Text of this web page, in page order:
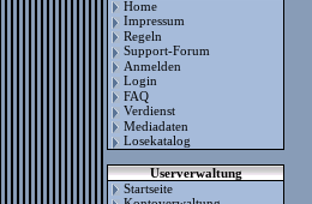
Home
Impressum
Regeln
Support-Forum
Anmelden
Login
FAQ
Verdienst
Mediadaten
Losekatalog
Userverwaltung
Startseite